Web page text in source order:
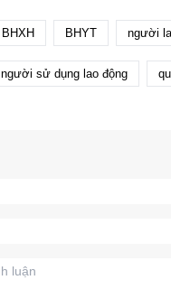
BHXH BHYT người
người sử dụng lao động